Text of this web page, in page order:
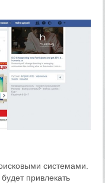
системами.
привлекать